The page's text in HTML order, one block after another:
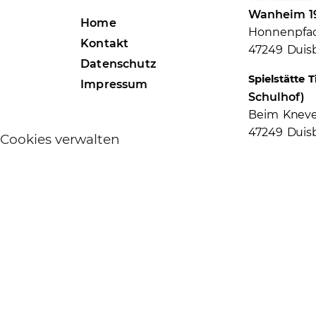
Home
Kontakt
Datenschutz
Impressum
Cookies verwalten
Wanheim
47249
Spielstätte
Schulhof)
Beim
47249